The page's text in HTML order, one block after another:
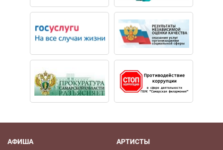
АФИША АРТИСТЫ